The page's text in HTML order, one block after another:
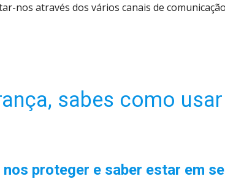
nos através dos vários canais de
sabes como
proteger e saber estar em